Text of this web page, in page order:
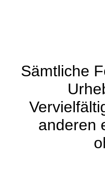
Sämtliche
anderen